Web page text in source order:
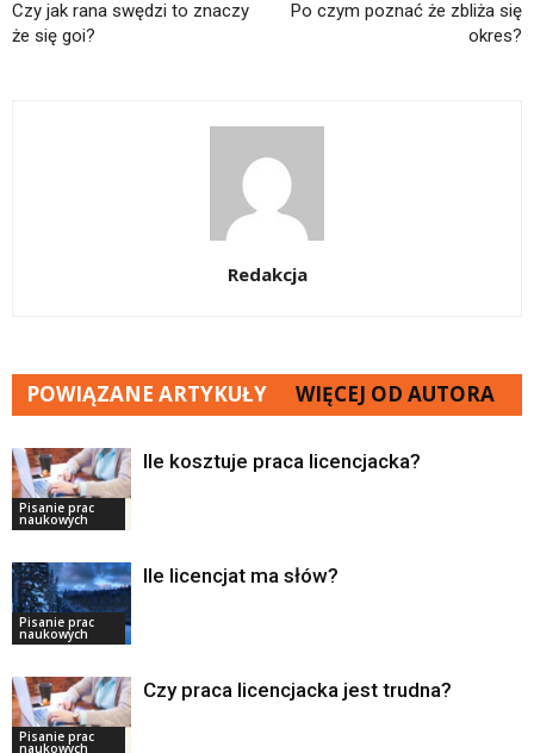
Czy jak rana swędzi to znaczy
że się goi?
Po czym poznać że zbliża się
okres?
Redakcja
POWIĄZANE ARTYKUŁY WIĘCEJ OD AUTORA
Pisanie prac
naukowych
Ile kosztuje praca licencjacka?
Pisanie prac
naukowych
Ile licencjat ma słów?
Pisanie prac
naukowych
Czy praca licencjacka jest trudna?